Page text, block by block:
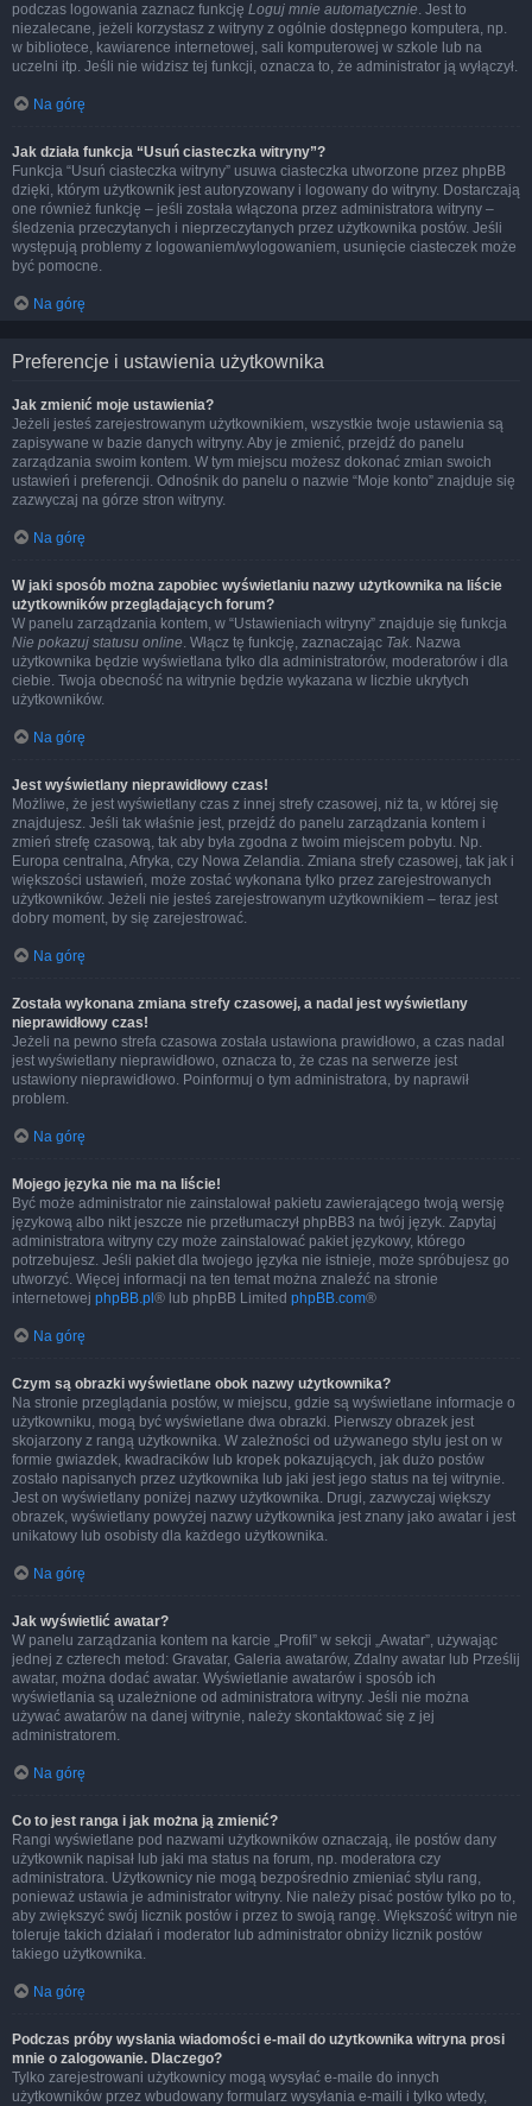
podczas logowania zaznacz funkcję Loguj mnie automatycznie. Jest to
niezalecane, jeżeli korzystasz z witryny z ogólnie dostępnego komputera, np.
w bibliotece, kawiarence internetowej, sali komputerowej w szkole lub na
uczelni itp. Jeśli nie widzisz tej funkcji, oznacza to, że administrator ją wyłączył.
Na górę
Jak działa funkcja “Usuń ciasteczka witryny”?
Funkcja “Usuń ciasteczka witryny” usuwa ciasteczka utworzone przez phpBB
dzięki, którym użytkownik jest autoryzowany i logowany do witryny. Dostarczają
one również funkcję – jeśli została włączona przez administratora witryny –
śledzenia przeczytanych i nieprzeczytanych przez użytkownika postów. Jeśli
występują problemy z logowaniem/wylogowaniem, usunięcie ciasteczek może
być pomocne.
Na górę
Preferencje i ustawienia użytkownika
Jak zmienić moje ustawienia?
Jeżeli jesteś zarejestrowanym użytkownikiem, wszystkie twoje ustawienia są
zapisywane w bazie danych witryny. Aby je zmienić, przejdź do panelu
zarządzania swoim kontem. W tym miejscu możesz dokonać zmian swoich
ustawień i preferencji. Odnośnik do panelu o nazwie “Moje konto” znajduje się
zazwyczaj na górze stron witryny.
Na górę
W jaki sposób można zapobiec wyświetlaniu nazwy użytkownika na liście
użytkowników przeglądających forum?
W panelu zarządzania kontem, w “Ustawieniach witryny” znajduje się funkcja
Nie pokazuj statusu online. Włącz tę funkcję, zaznaczając Tak. Nazwa
użytkownika będzie wyświetlana tylko dla administratorów, moderatorów i dla
ciebie. Twoja obecność na witrynie będzie wykazana w liczbie ukrytych
użytkowników.
Na górę
Jest wyświetlany nieprawidłowy czas!
Możliwe, że jest wyświetlany czas z innej strefy czasowej, niż ta, w której się
znajdujesz. Jeśli tak właśnie jest, przejdź do panelu zarządzania kontem i
zmień strefę czasową, tak aby była zgodna z twoim miejscem pobytu. Np.
Europa centralna, Afryka, czy Nowa Zelandia. Zmiana strefy czasowej, tak jak i
większości ustawień, może zostać wykonana tylko przez zarejestrowanych
użytkowników. Jeżeli nie jesteś zarejestrowanym użytkownikiem – teraz jest
dobry moment, by się zarejestrować.
Na górę
Została wykonana zmiana strefy czasowej, a nadal jest wyświetlany
nieprawidłowy czas!
Jeżeli na pewno strefa czasowa została ustawiona prawidłowo, a czas nadal
jest wyświetlany nieprawidłowo, oznacza to, że czas na serwerze jest
ustawiony nieprawidłowo. Poinformuj o tym administratora, by naprawił
problem.
Na górę
Mojego języka nie ma na liście!
Być może administrator nie zainstalował pakietu zawierającego twoją wersję
językową albo nikt jeszcze nie przetłumaczył phpBB3 na twój język. Zapytaj
administratora witryny czy może zainstalować pakiet językowy, którego
potrzebujesz. Jeśli pakiet dla twojego języka nie istnieje, może spróbujesz go
utworzyć. Więcej informacji na ten temat można znaleźć na stronie
internetowej phpBB.pl ® lub phpBB Limited phpBB.com®
Na górę
Czym są obrazki wyświetlane obok nazwy użytkownika?
Na stronie przeglądania postów, w miejscu, gdzie są wyświetlane informacje o
użytkowniku, mogą być wyświetlane dwa obrazki. Pierwszy obrazek jest
skojarzony z rangą użytkownika. W zależności od używanego stylu jest on w
formie gwiazdek, kwadracików lub kropek pokazujących, jak dużo postów
zostało napisanych przez użytkownika lub jaki jest jego status na tej witrynie.
Jest on wyświetlany poniżej nazwy użytkownika. Drugi, zazwyczaj większy
obrazek, wyświetlany powyżej nazwy użytkownika jest znany jako awatar i jest
unikatowy lub osobisty dla każdego użytkownika.
Na górę
Jak wyświetlić awatar?
W panelu zarządzania kontem na karcie „Profil” w sekcji „Awatar”, używając
jednej z czterech metod: Gravatar, Galeria awatarów, Zdalny awatar lub Prześlij
awatar, można dodać awatar. Wyświetlanie awatarów i sposób ich
wyświetlania są uzależnione od administratora witryny. Jeśli nie można
używać awatarów na danej witrynie, należy skontaktować się z jej
administratorem.
Na górę
Co to jest ranga i jak można ją zmienić?
Rangi wyświetlane pod nazwami użytkowników oznaczają, ile postów dany
użytkownik napisał lub jaki ma status na forum, np. moderatora czy
administratora. Użytkownicy nie mogą bezpośrednio zmieniać stylu rang,
ponieważ ustawia je administrator witryny. Nie należy pisać postów tylko po to,
aby zwiększyć swój licznik postów i przez to swoją rangę. Większość witryn nie
toleruje takich działań i moderator lub administrator obniży licznik postów
takiego użytkownika.
Na górę
Podczas próby wysłania wiadomości e-mail do użytkownika witryna prosi
mnie o zalogowanie. Dlaczego?
Tylko zarejestrowani użytkownicy mogą wysyłać e-maile do innych
użytkowników przez wbudowany formularz wysyłania e-maili i tylko wtedy,